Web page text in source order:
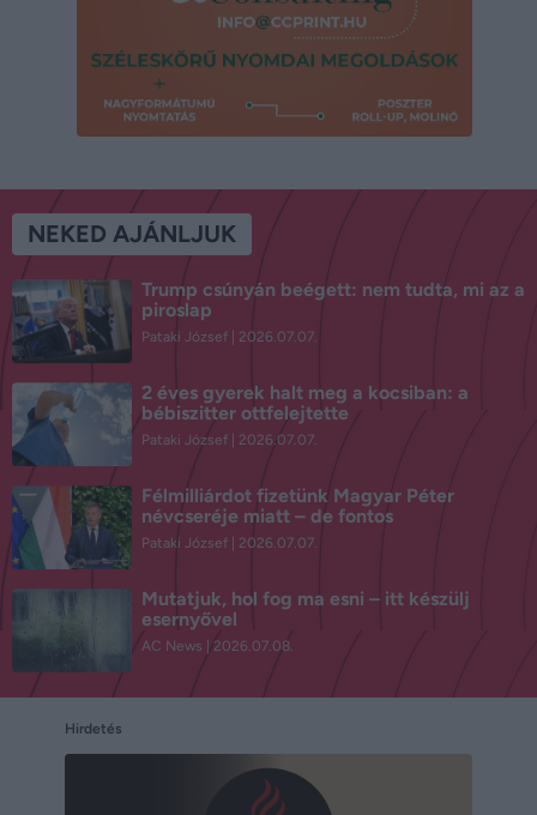
NEKED AJÁNLJUK
Trump csúnyán beégett: nem tudta, mi az a
piroslap
Pataki József 2026.07.07.
2 éves gyerek halt meg a kocsiban: a
bébiszitter ottfelejtette
Pataki József 2026.07.07.
Félmilliárdot fizetünk Magyar Péter
névcseréje miatt – de fontos
Pataki József 2026.07.07.
Mutatjuk, hol fog ma esni – itt készülj
esernyővel
AC News 2026.07.08.
Hirdetés